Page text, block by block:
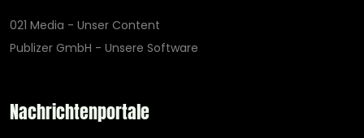
021 Media - Unser Content
Publizer GmbH - Unsere Software
Nachrichtenportale